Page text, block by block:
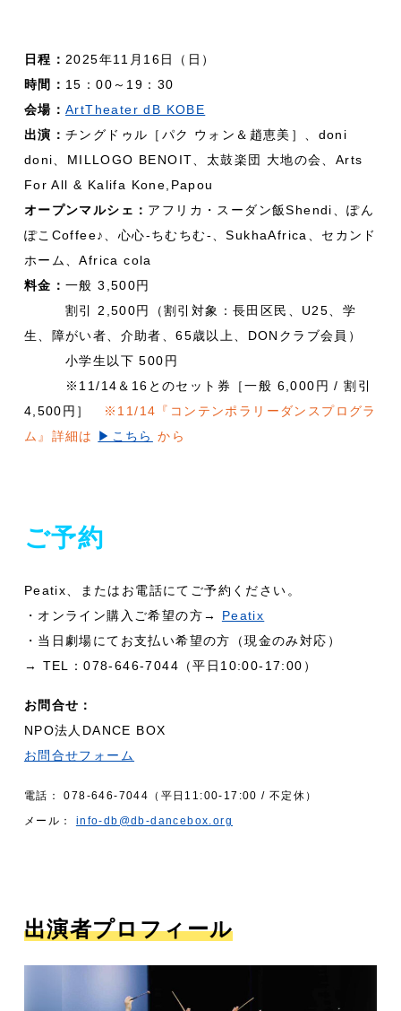
日程：2025年11月16日（日）
時間： 15：00～19：30
会場：ArtTheater dB KOBE
出演：チングドゥル［パク ウォン＆趙恵美］、doni
doni、MILLOGO BENOIT、太鼓楽団 大地の会、Arts
For All & Kalifa Kone,Papou
オープンマルシェ： アフリカ・スーダン飯Shendi、ぽん
ぽこCoffee♪、心心-ちむちむ-、SukhaAfrica、セカンド
ホーム、Africa cola
料金：一般 3,500円
割引 2,500円（割引対象：長田区民、U25、学
生、障がい者、介助者、65歳以上、DONクラブ会員）
小学生以下 500円
※11/14＆16とのセット券［一般 6,000円 / 割引
4,500円］
※11/14『コンテンポラリーダンスプログラ
ム』詳細は
▶︎こちら から
ご予約
Peatix、またはお電話にてご予約ください。
・オンライン購入ご希望の方→ Peatix
・当日劇場にてお支払い希望の方（現金のみ対応）
→ TEL：078-646-7044（平日10:00-17:00）
お問合せ：
NPO法人DANCE BOX
お問合せフォーム
電話： 078-646-7044（平日11:00-17:00 / 不定休）
メール： info-db@db-dancebox.org
出演者プロフィール